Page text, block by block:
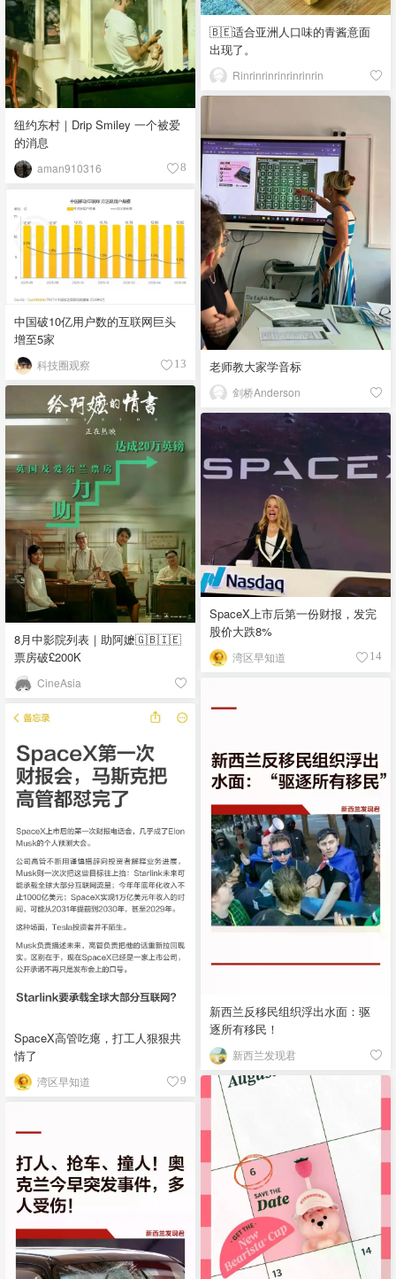
🇧🇪适合亚洲人口味的青酱意面
出现了。
Rinrinrinrinrinrinrin
纽约东村｜Drip Smiley 一个被爱
的消息
aman910316 8
老师教大家学音标
剑桥Anderson
中国破10亿用户数的互联网巨头
增至5家
科技圈观察 13
8月中影院列表｜助阿嬷🇬🇧🇮🇪
票房破£200K
CineAsia
SpaceX上市后第一份财报，发完
股价大跌8%
湾区早知道 14
新西兰反移民组织浮出水面：驱
逐所有移民！
新西兰发现君
SpaceX高管吃瘪，打工人狠狠共
情了
湾区早知道 9